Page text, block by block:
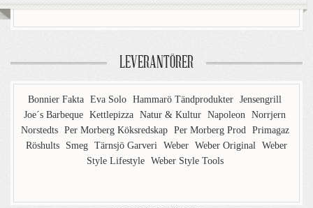
LEVERANTÖRER
Bonnier Fakta Eva Solo Hammarö Tändprodukter Jensengrill
Joe´s Barbeque Kettlepizza Natur & Kultur Napoleon Norrjern
Norstedts Per Morberg Köksredskap Per Morberg Prod Primagaz
Röshults
Smeg Tärnsjö Garveri Weber Weber Original Weber
Style Lifestyle Weber Style Tools